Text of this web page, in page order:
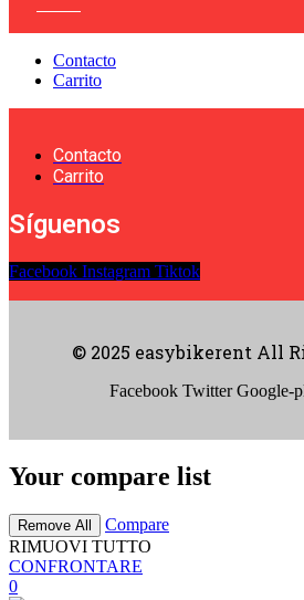
Contacto
Carrito
Contacto
Carrito
Síguenos
Facebook Instagram Tiktok
© 2025 easybikerent All
Facebook Twitter Google-
Your compare list
Remove All
Compare
RIMUOVI TUTTO
CONFRONTARE
0